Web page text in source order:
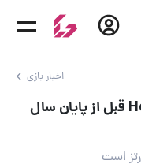
اخبار بازی
تاریخ عرضه بازی Hogwarts Legacy قبل از پایان سال
است